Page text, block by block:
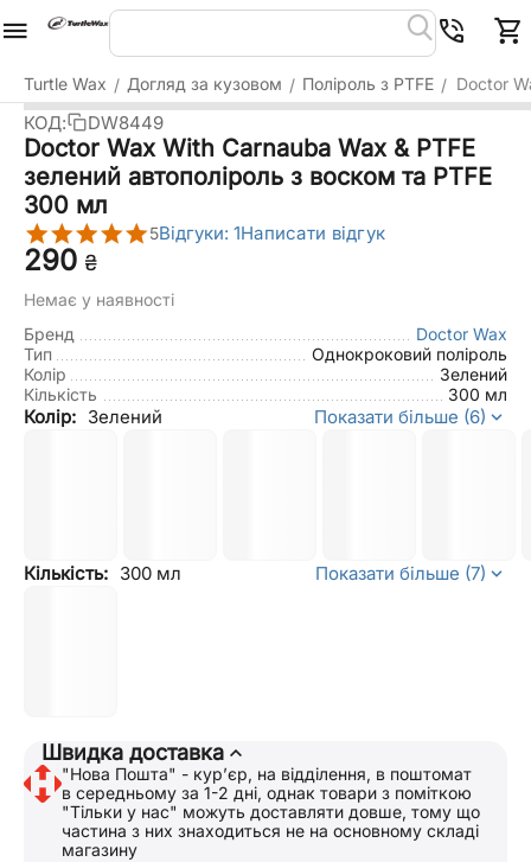
Turtle Wax / Догляд за кузовом / Поліроль з PTFE / Doctor
КОД: DW8449
Doctor Wax With Carnauba Wax & PTFE
зелений автополіроль з воском та PTFE
300 мл
5Відгуки: 1Написати відгук
‍290‍ ₴
Немає у наявності
Бренд
Doctor Wax
Тип
Однокроковий поліроль
Колір
Зелений
Кількість
300 мл
Колір: Зелений Показати більше (6)
Кількість: 300 мл Показати більше (7)
Швидка доставка
"Нова Пошта" - курʼєр, на відділення, в поштомат
в середньому за 1-2 дні, однак товари з поміткою
"Тільки у нас" можуть доставляти довше, тому що
частина з них знаходиться не на основному складі
магазину